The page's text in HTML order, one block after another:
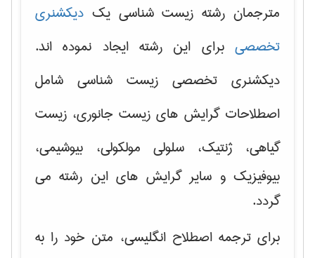
مترجمان رشته زیست شناسی یک دیکشنری
تخصصی برای این رشته ایجاد نموده اند.
دیکشنری تخصصی زیست شناسی شامل
اصطلاحات گرایش های زیست جانوری، زیست
گیاهی، ژنتیک، سلولی مولکولی، بیوشیمی،
بیوفیزیک و سایر گرایش های این رشته می
گردد.
برای ترجمه اصطلاح انگلیسی، متن خود را به